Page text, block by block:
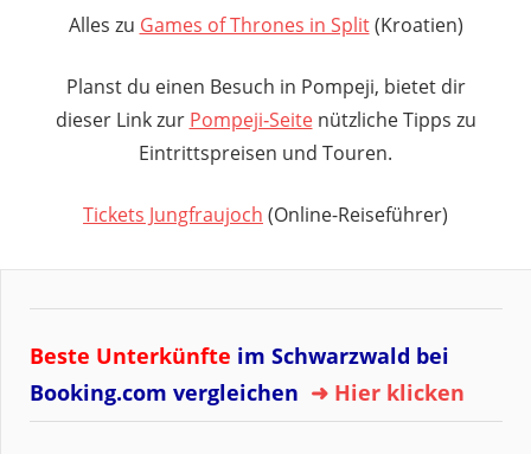
Alles zu Games of Thrones in Split(Kroatien)
Planst du einen Besuch in Pompeji, bietet dir
dieser Link zur Pompeji‑Seitenützliche Tipps zu
Eintrittspreisen und Touren.
Tickets Jungfraujoch (Online-Reiseführer)
Beste Unterkünfte im Schwarzwald bei
Booking.com vergleichen ➜ Hier klicken